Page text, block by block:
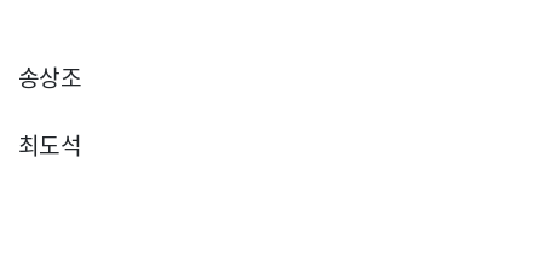
송상조
최도석